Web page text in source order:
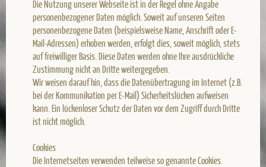
Die Nutzung unserer Webseite ist in der Regel ohne Angabe
personenbezogener Daten möglich. Soweit auf unseren Seiten
personenbezogene Daten (beispielsweise Name, Anschrift oder E-
Mail-Adressen) erhoben werden, erfolgt dies, soweit möglich, stets
auf freiwilliger Basis. Diese Daten werden ohne Ihre ausdrückliche
Zustimmung nicht an Dritte weitergegeben.
Wir weisen darauf hin, dass die Datenübertragung im Internet (z.B.
bei der Kommunikation per E-Mail) Sicherheitslücken aufweisen
kann. Ein lückenloser Schutz der Daten vor dem Zugriff durch Dritte
ist nicht möglich.
Cookies
Die Internetseiten verwenden teilweise so genannte Cookies.